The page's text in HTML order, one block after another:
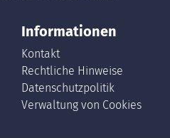
Informationen
Kontakt
Rechtliche Hinweise
Datenschutzpolitik
Verwaltung von Cookies